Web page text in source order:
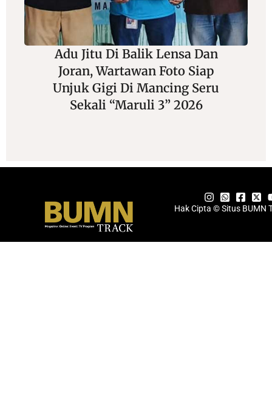
Adu Jitu Di Balik Lensa Dan
Joran, Wartawan Foto Siap
Unjuk Gigi Di Mancing Seru
Sekali “Maruli 3” 2026
Hak Cipta © Situs BUMN